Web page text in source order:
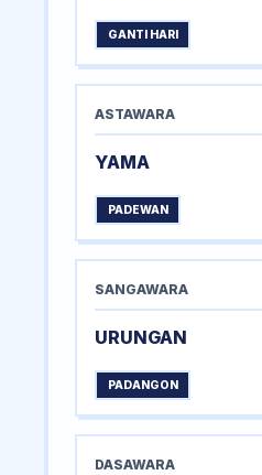
GANTI HARI
ASTAWARA
YAMA
PADEWAN
SANGAWARA
URUNGAN
PADANGON
DASAWARA